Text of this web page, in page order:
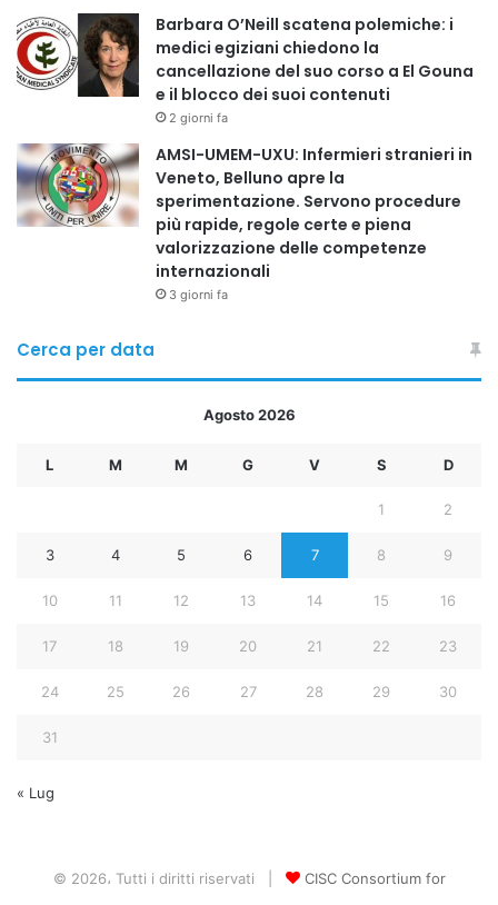
futuro».
In un contesto economico e sociale sempre più
complesso, la sicurezza sul lavoro si conferma dunque
come un pilastro imprescindibile: non solo tutela dei
lavoratori, ma investimento strategico per la competitività
del sistema Paese.
REDAZIONE CISCNETWORK
Barbara O’Neill scatena polemiche: i
medici egiziani chiedono la
cancellazione del suo corso a El Gouna
e il blocco dei suoi contenuti
2 giorni fa
AMSI-UMEM-UXU: Infermieri stranieri in
Veneto, Belluno apre la
sperimentazione. Servono procedure
più rapide, regole certe e piena
valorizzazione delle competenze
internazionali
3 giorni fa
Cerca per data
Agosto 2026
L M M G V S D
1 2
3 4 5 6 7 8 9
10 11 12 13 14 15 16
17 18 19 20 21 22 23
24 25 26 27 28 29 30
31
« Lug
© 2026، Tutti i diritti riservati | CISC Consortium for